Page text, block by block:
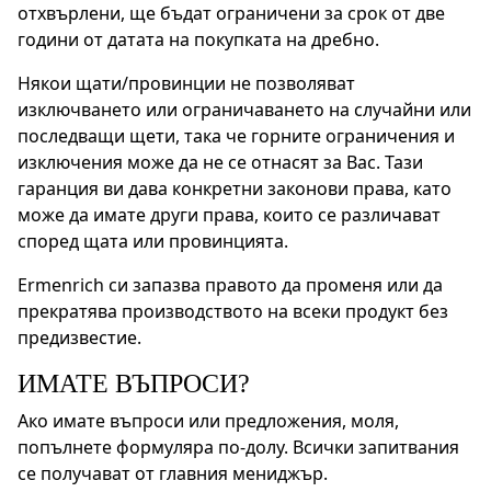
отхвърлени, ще бъдат ограничени за срок от две
години от датата на покупката на дребно.
Някои щати/провинции не позволяват
изключването или ограничаването на случайни или
последващи щети, така че горните ограничения и
изключения може да не се отнасят за Вас. Тази
гаранция ви дава конкретни законови права, като
може да имате други права, които се различават
според щата или провинцията.
Ermenrich си запазва правото да променя или да
прекратява производството на всеки продукт без
предизвестие.
ИМАТЕ ВЪПРОСИ?
Ако имате въпроси или предложения, моля,
попълнете формуляра по-долу. Всички запитвания
се получават от главния мениджър.